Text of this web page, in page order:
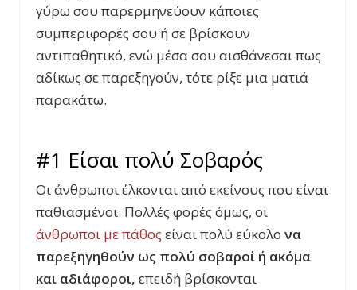
γύρω σου παρερμηνεύουν κάποιες
συμπεριφορές σου ή σε βρίσκουν
αντιπαθητικό, ενώ μέσα σου αισθάνεσαι πως
αδίκως σε παρεξηγούν, τότε ρίξε μια ματιά
παρακάτω.
#1 Είσαι πολύ Σοβαρός
Οι άνθρωποι έλκονται από εκείνους που είναι
παθιασμένοι. Πολλές φορές όμως, οι
άνθρωποι με πάθος είναι πολύ εύκολο να
παρεξηγηθούν ως πολύ σοβαροί ή ακόμα
και αδιάφοροι, επειδή βρίσκονται